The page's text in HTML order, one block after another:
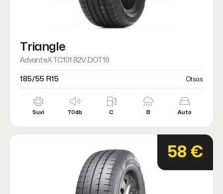
Triangle
AdvanteX TC101 82V DOT19
185/55 R15 Otsas
Suvi 70db C B Auto
58 €